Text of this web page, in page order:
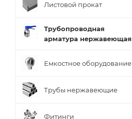
Листовой прокат
Трубопроводная
арматура нержавеющая
Емкостное оборудование
Трубы нержавеющие
Фитинги